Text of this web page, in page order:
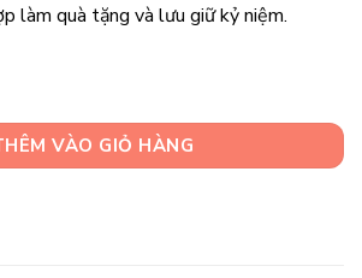
làm quà tặng và lưu giữ kỷ niệm.
VÀO GIỎ HÀNG